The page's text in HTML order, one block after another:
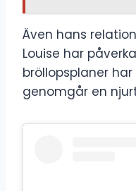
Även hans
Louise har
bröllopsplaner
genomgår en